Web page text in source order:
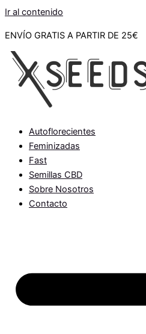
Ir al contenido
ENVÍO GRATIS A PARTIR DE 25€
Autoflorecientes
Feminizadas
Fast
Semillas CBD
Sobre Nosotros
Contacto